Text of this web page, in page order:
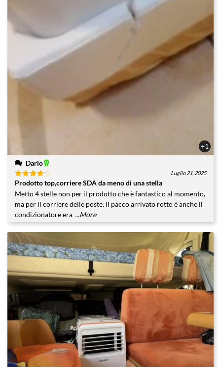
+1
Dario
Valutato
4 su 5
Luglio 21, 2025
Prodotto top,corriere SDA da meno di una stella
Metto 4 stelle non per il prodotto che è fantastico al momento,
ma per il corriere delle poste. Il pacco arrivato rotto è anche il
condizionatore era ...More